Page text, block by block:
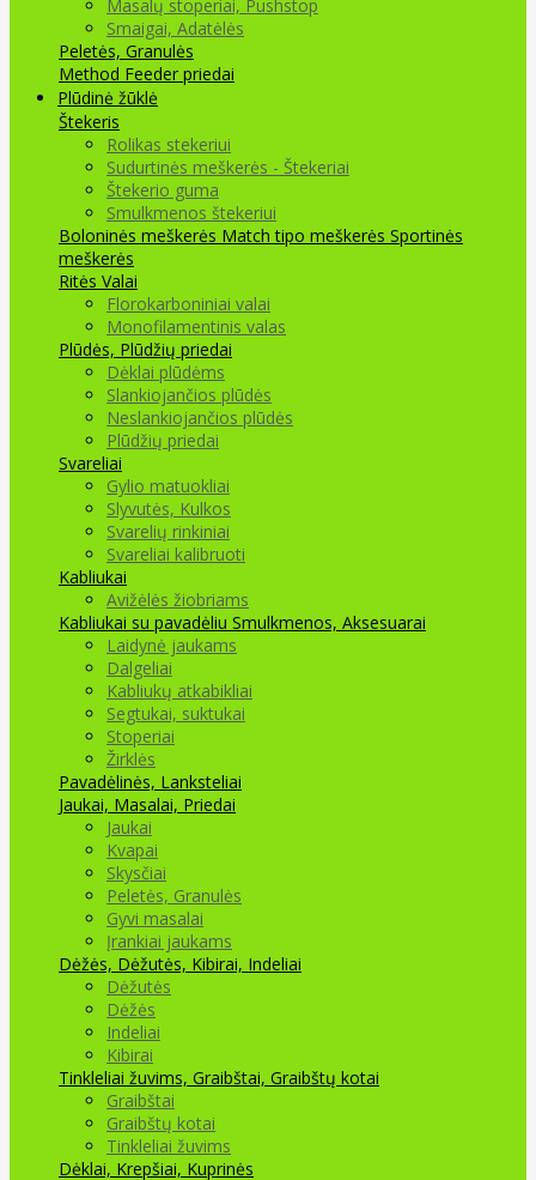
Masalų stoperiai, Pushstop
Smaigai, Adatėlės
Peletės, Granulės
Method Feeder priedai
Plūdinė žūklė
Štekeris
Rolikas stekeriui
Sudurtinės meškerės - Štekeriai
Štekerio guma
Smulkmenos štekeriui
Boloninės meškerės Match tipo meškerės Sportinės
meškerės
Ritės Valai
Florokarboniniai valai
Monofilamentinis valas
Plūdės, Plūdžių priedai
Dėklai plūdėms
Slankiojančios plūdės
Neslankiojančios plūdės
Plūdžių priedai
Svareliai
Gylio matuokliai
Slyvutės, Kulkos
Svarelių rinkiniai
Svareliai kalibruoti
Kabliukai
Avižėlės žiobriams
Kabliukai su pavadėliu Smulkmenos, Aksesuarai
Laidynė jaukams
Dalgeliai
Kabliukų atkabikliai
Segtukai, suktukai
Stoperiai
Žirklės
Pavadėlinės, Lanksteliai
Jaukai, Masalai, Priedai
Jaukai
Kvapai
Skysčiai
Peletės, Granulės
Gyvi masalai
Įrankiai jaukams
Dėžės, Dėžutės, Kibirai, Indeliai
Dėžutės
Dėžės
Indeliai
Kibirai
Tinkleliai žuvims, Graibštai, Graibštų kotai
Graibštai
Graibštų kotai
Tinkleliai žuvims
Dėklai, Krepšiai, Kuprinės